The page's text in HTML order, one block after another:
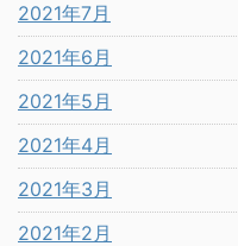
2021年7月
2021年6月
2021年5月
2021年4月
2021年3月
2021年2月